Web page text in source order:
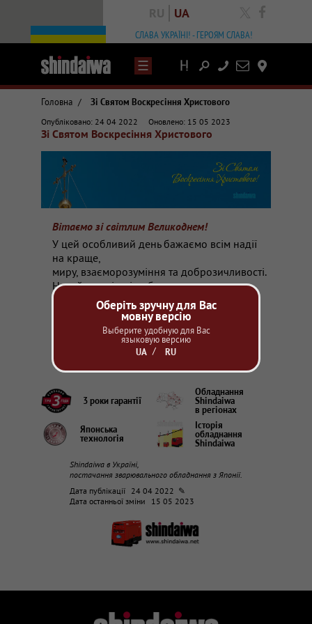
СЛАВА УКРАЇНІ! - ГЕРОЯМ СЛАВА!
RU UA facebook
Написати
лист
Контакты
Головна /
Зі Святом Воскресіння Христового
Статті та огляди про зварювальне обладнання
Shindaiwa в Україні, постачання зварювального обладнання з Японії
Вітання зі святом Воскресіння Христового від представника
Опубліковано: 24 04 2022 Оновлено: 15 05 2023
Зі Святом Воскресіння Христового
Вітаємо зі світлим Великоднем!
У цей особливий день бажаємо всім надії
на краще,
миру, взаєморозуміння та доброзичливості.
Нехай мирні дні та благополуччя
супроводжують Вас та Ваші сім'ї.
Зі Святом Воскресіння Христового!
Колектив офіційного представництва
зварювального обладнання Shindaiwa в Україні.
3 роки гарантії
Обладнання
Shindaiwa
в регіонах
Японська
технологія
Історія
обладнання
Shindaiwa
Shindaiwa в Україні,
постачання зварювального обладнання з Японії.
Дата публікації 24 04 2022 ✎
Дата останньої зміни
15 05 2023
Оберіть зручну для Вас
мовну версію
Выберите удобную для Вас
языковую версию
RU
UA